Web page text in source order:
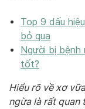
Top 9 dấu
bỏ qua
Người bị bệnh
tốt?
Hiểu rõ về xơ
ngừa là rất quan